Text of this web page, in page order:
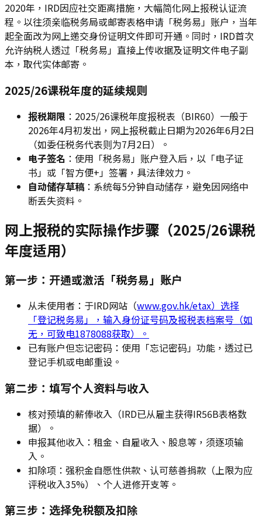
2020年，IRD因应社交距离措施，大幅简化网上报税认证流
程。以往须亲临税务局或邮寄表格申请「税务易」账户，当年
起全面改为网上递交身份证明文件即可开通。同时，IRD首次
允许纳税人透过「税务易」直接上传收据及证明文件电子副
本，取代实体邮寄。
2025/26课税年度的延续规则
报税期限 ：2025/26课税年度报税表（BIR60）一般于
2026年4月初发出，网上报税截止日期为2026年6月2日
（如委任税务代表则为7月2日）。
电子签名 ：使用「税务易」账户登入后，以「电子证
书」或「智方便+」签署，具法律效力。
自动储存草稿 ：系统每5分钟自动储存，避免因网络中
断丢失资料。
网上报税的实际操作步骤（2025/26课税
年度适用）
第一步：开通或激活「税务易」账户
从未使用者：于IRD网站（www.gov.hk/etax）选择
「登记税务易」，输入身份证号码及报税表档案号（如
无，可致电1878088获取）。
已有账户但忘记密码：使用「忘记密码」功能，透过已
登记手机或电邮重设。
第二步：填写个人资料与收入
核对预填的薪俸收入（IRD已从雇主获得IR56B表格数
据）。
申报其他收入：租金、自雇收入、股息等，须逐项输
入。
扣除项：强积金自愿性供款、认可慈善捐款（上限为应
评税收入35%）、个人进修开支等。
第三步：选择免税额及扣除